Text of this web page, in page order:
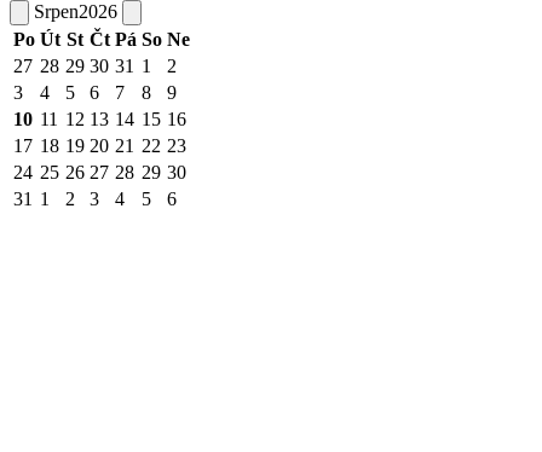
Srpen2026
Po Út St Čt Pá So Ne
27 28 29 30 31 1
2
3
4 5 6 7 8
9
10 11 12 13 14 15 16
17 18 19 20 21 22 23
24 25 26 27 28 29 30
31 1 2 3 4 5 6